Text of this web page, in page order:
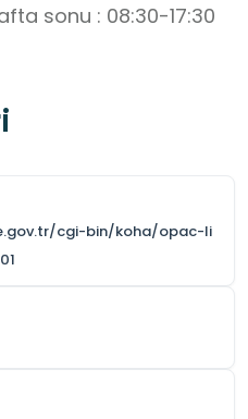
sonu : 08:30-17:30
cgi-bin/koha/opac-li